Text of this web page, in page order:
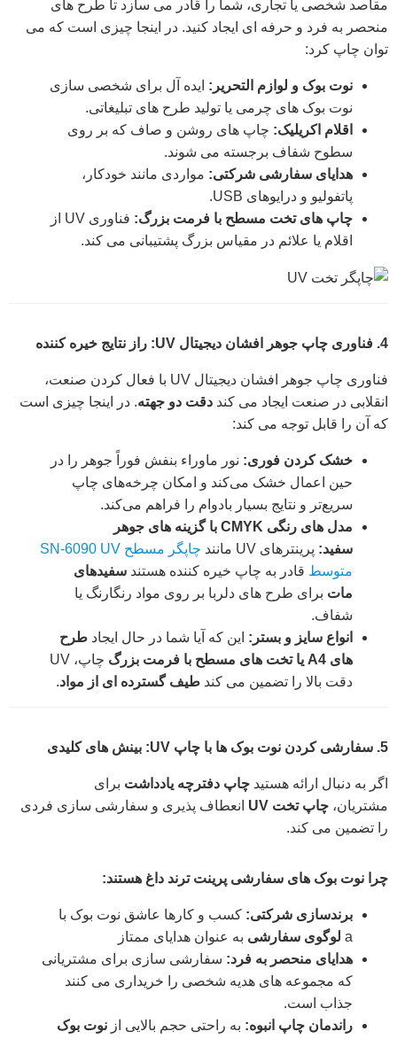
مقاصد شخصی یا تجاری، شما را قادر می سازد تا طرح های
منحصر به فرد و حرفه ای ایجاد کنید. در اینجا چیزی است که می
توان چاپ کرد:
نوت بوک و لوازم التحریر: ایده آل برای شخصی سازی
نوت بوک های چرمی یا تولید طرح های تبلیغاتی.
اقلام اکریلیک: چاپ های روشن و صاف که بر روی
سطوح شفاف برجسته می شوند.
هدایای سفارشی شرکتی: مواردی مانند خودکار،
پاتفولیو و درایوهای USB.
چاپ های تخت مسطح با فرمت بزرگ:
فناوری UV از
اقلام یا علائم در مقیاس بزرگ پشتیبانی می کند.
4. فناوری چاپ جوهر افشان دیجیتال UV: راز نتایج خیره کننده
فناوری چاپ جوهر افشان دیجیتال UV با فعال کردن صنعت،
انقلابی در صنعت ایجاد می کند دقت دو جهته. در اینجا چیزی است
که آن را قابل توجه می کند:
خشک کردن فوری: نور ماوراء بنفش فوراً جوهر را در
حین اعمال خشک می‌کند و امکان چرخه‌های چاپ
سریع‌تر و نتایج بسیار بادوام را فراهم می‌کند.
مدل های رنگی CMYK با گزینه های جوهر
سفید: پرینترهای UV مانند
چاپگر مسطح SN-6090 UV
متوسط قادر به چاپ خیره کننده هستند سفیدهای
مات برای طرح های دلربا بر روی مواد رنگارنگ یا
شفاف.
انواع سایز و بستر: این که آیا شما در حال ایجاد طرح
های A4 یا تخت های مسطح با فرمت بزرگ
چاپ، UV
دقت بالا را تضمین می کند طیف گسترده ای از مواد.
5. سفارشی کردن نوت بوک ها با چاپ UV: بینش های کلیدی
اگر به دنبال ارائه هستید چاپ دفترچه یادداشت برای
مشتریان، چاپ تخت UV
انعطاف پذیری و سفارشی سازی فردی
را تضمین می کند.
چرا نوت بوک های سفارشی پرینت ترند داغ هستند:
برندسازی شرکتی: کسب و کارها عاشق نوت بوک با
a لوگوی سفارشی به عنوان هدایای ممتاز
هدایای منحصر به فرد: سفارشی سازی برای مشتریانی
که مجموعه های هدیه شخصی را خریداری می کنند
جذاب است.
راندمان چاپ انبوه: به راحتی حجم بالایی از نوت بوک